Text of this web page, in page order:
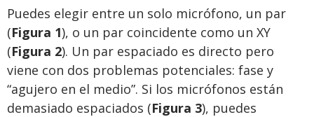
Puedes elegir entre un solo micrófono, un par
(Figura 1), o un par coincidente como un XY
(Figura 2). Un par espaciado es directo pero
viene con dos problemas potenciales: fase y
“agujero en el medio”. Si los micrófonos están
demasiado espaciados (Figura 3), puedes